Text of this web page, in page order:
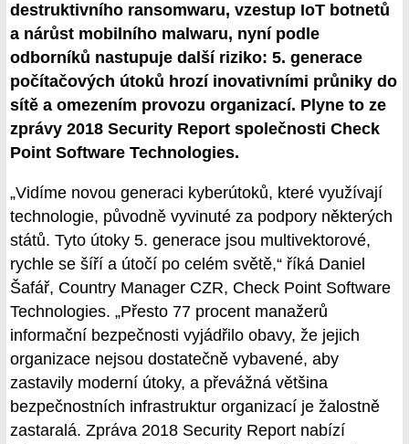
destruktivního ransomwaru, vzestup IoT botnetů
a nárůst mobilního malwaru, nyní podle
odborníků nastupuje další riziko: 5. generace
počítačových útoků hrozí inovativními průniky do
sítě a omezením provozu organizací. Plyne to ze
zprávy 2018 Security Report společnosti Check
Point Software Technologies.
„Vidíme novou generaci kyberútoků, které využívají
technologie, původně vyvinuté za podpory některých
států. Tyto útoky 5. generace jsou multivektorové,
rychle se šíří a útočí po celém světě,“ říká Daniel
Šafář, Country Manager CZR, Check Point Software
Technologies. „Přesto 77 procent manažerů
informační bezpečnosti vyjádřilo obavy, že jejich
organizace nejsou dostatečně vybavené, aby
zastavily moderní útoky, a převážná většina
bezpečnostních infrastruktur organizací je žalostně
zastaralá. Zpráva 2018 Security Report nabízí